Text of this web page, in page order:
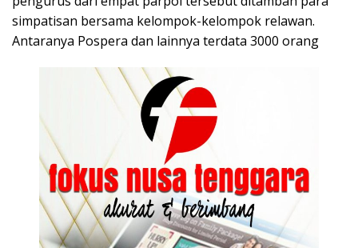
simpatisan bersama kelompok-kelompok relawan.
Antaranya Pospera dan lainnya terdata 3000 orang